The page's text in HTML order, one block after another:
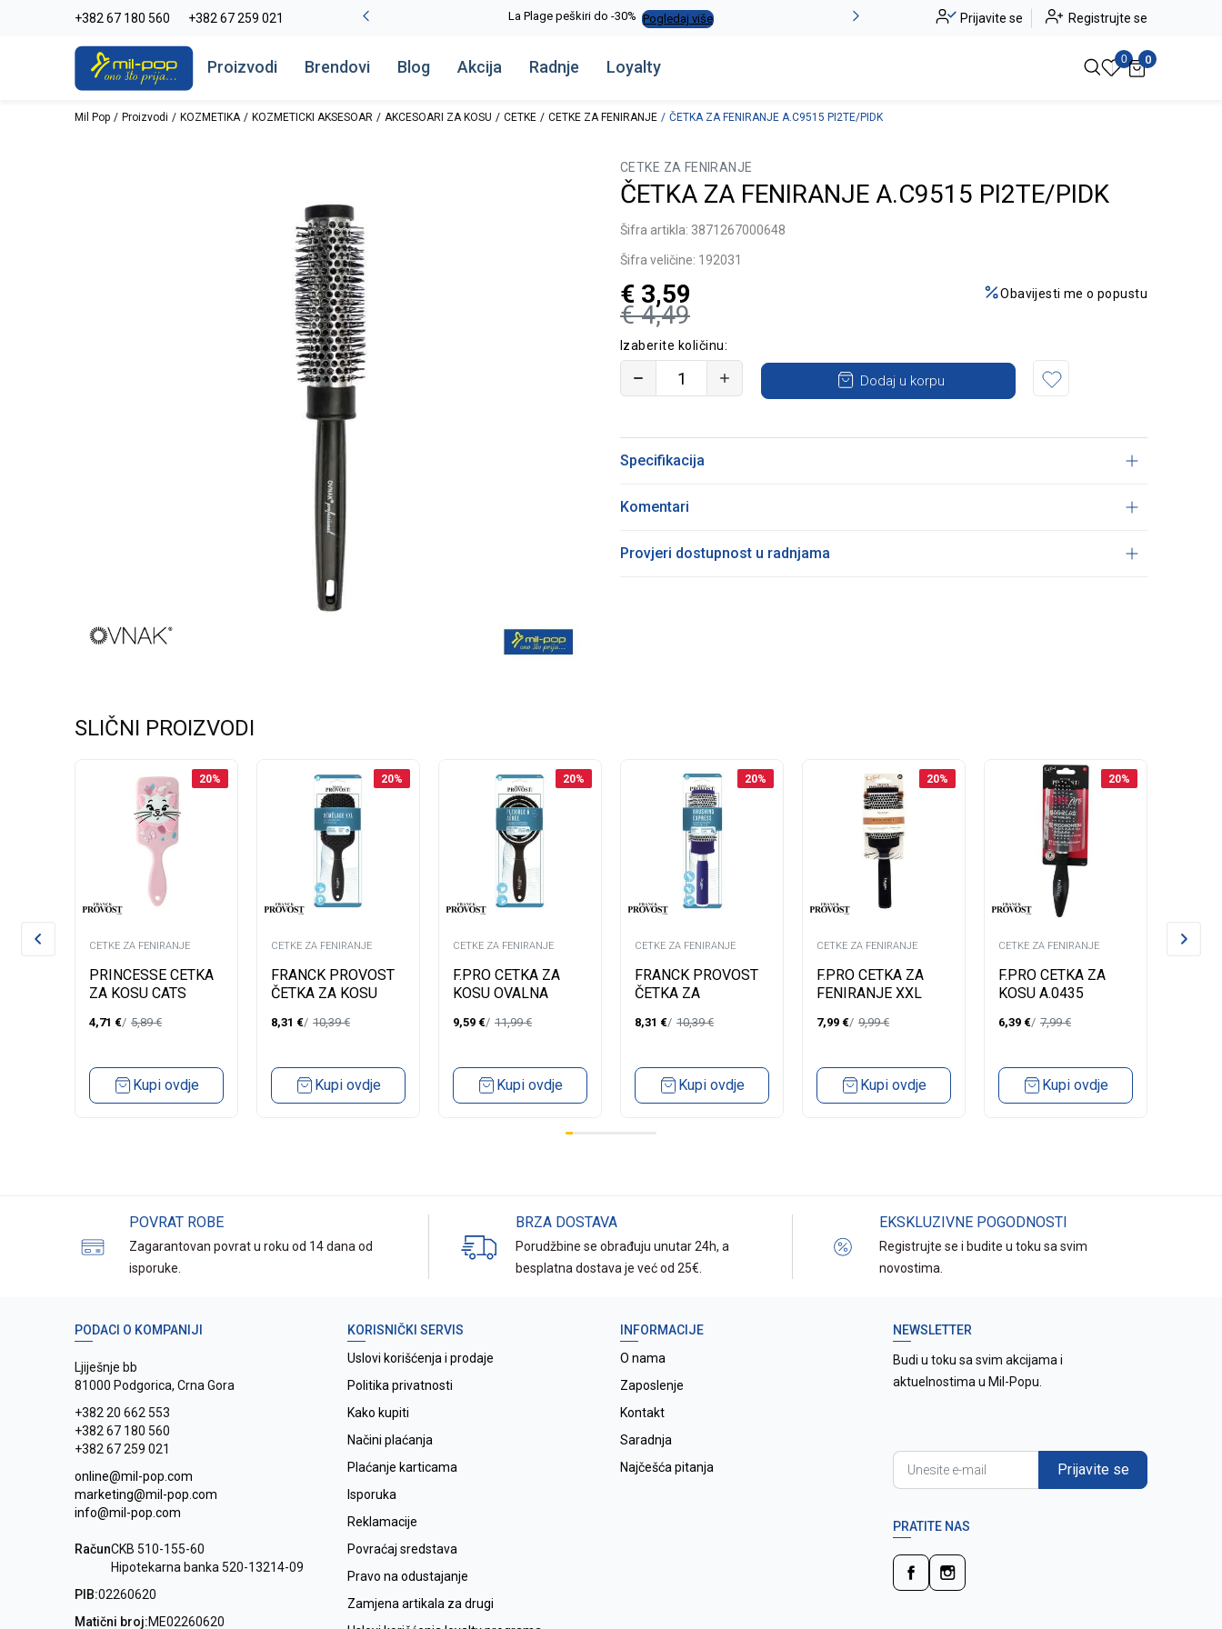
+382 67 180 560 +382 67 259 021
-20% na kompletan asortiman Pogledaj više La Plage peškiri do -30% Pogledaj više Alma Ras do -50% Pogledaj više
Prijavite se Registrujte se
Proizvodi Brendovi Blog Akcija Radnje Loyalty 0 0
Mil Pop Proizvodi KOZMETIKA KOZMETICKI AKSESOAR AKCESOARI ZA KOSU CETKE CETKE ZA FENIRANJE ČETKA ZA FENIRANJE A.C9515 PI2TE/PIDK
CETKE ZA FENIRANJE
ČETKA ZA FENIRANJE A.C9515 PI2TE/PIDK
Šifra artikla: 3871267000648
Šifra veličine: 192031
€ 4,49
€ 3,59 Obavijesti me o popustu
Izaberite količinu:
Dodaj u korpu
Specifikacija
Komentari
Provjeri dostupnost u radnjama
SLIČNI PROIZVODI
20%
CETKE ZA FENIRANJE
PRINCESSE CETKA
ZA KOSU CATS
4,71 € 5,89€
Kupi ovdje
20%
CETKE ZA FENIRANJE
FRANCK PROVOST
ČETKA ZA KOSU
8,31 € 10,39€
Kupi ovdje
20%
CETKE ZA FENIRANJE
F.PRO CETKA ZA
KOSU OVALNA
9,59 € 11,99€
Kupi ovdje
20%
CETKE ZA FENIRANJE
FRANCK PROVOST
ČETKA ZA
A.0429
8,31 € 10,39€
Kupi ovdje
20%
CETKE ZA FENIRANJE
F.PRO CETKA ZA
FENIRANJE XXL
7,99 € 9,99€
Kupi ovdje
20%
CETKE ZA FENIRANJE
F.PRO CETKA ZA
KOSU A.0435
6,39 € 7,99€
Kupi ovdje
CETKE
POVRAT ROBE
Zagarantovan povrat u roku od 14 dana od
isporuke.
BRZA DOSTAVA
Porudžbine se obrađuju unutar 24h, a
besplatna dostava je već od 25€.
EKSKLUZIVNE POGODNOSTI
Registrujte se i budite u toku sa svim
novostima.
PODACI O KOMPANIJI
Ljiješnje bb
81000 Podgorica, Crna Gora
+382 20 662 553
+382 67 180 560
+382 67 259 021
online@mil-pop.com
marketing@mil-pop.com
info@mil-pop.com
RačunCKB 510-155-60
Hipotekarna banka 520-13214-09
PIB:02260620
Matični broj:ME02260620
KORISNIČKI SERVIS
Uslovi korišćenja i prodaje
Politika privatnosti
Kako kupiti
Načini plaćanja
Plaćanje karticama
Isporuka
Reklamacije
Povraćaj sredstava
Pravo na odustajanje
Zamjena artikala za drugi
INFORMACIJE
O nama
Zaposlenje
Kontakt
Saradnja
Najčešća pitanja
NEWSLETTER
Budi u toku sa svim akcijama i
aktuelnostima u Mil-Popu.
Prijavite se
PRATITE NAS